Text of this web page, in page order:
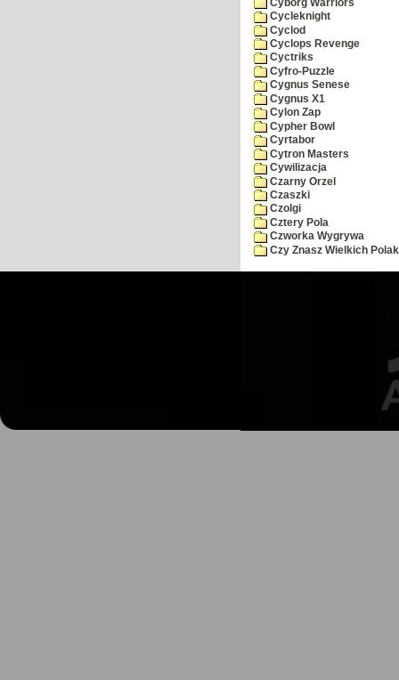
Cyborg Warriors
Cycleknight
Cyclod
Cyclops Revenge
Cyctriks
Cyfro-Puzzle
Cygnus Senese
Cygnus X1
Cylon Zap
Cypher Bowl
Cyrtabor
Cytron Masters
Cywilizacja
Czarny Orzel
Czaszki
Czolgi
Cztery Pola
Czworka Wygrywa
Czy Znasz Wielkich